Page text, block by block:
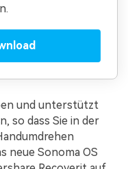
und unterstützt
so dass Sie in der
neue Sonoma OS